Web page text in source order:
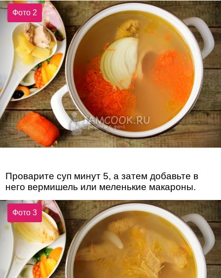
Фото 2
Проварите суп минут 5, а затем добавьте в
него вермишель или меленькие макароны.
Фото 3